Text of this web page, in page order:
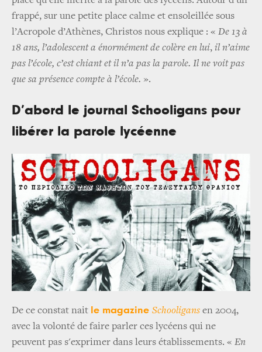
frappé, sur une petite place calme et ensoleillée sous
l’Acropole d’Athènes, Christos nous explique : « De 13 à
18 ans, l’adolescent a énormément de colère en lui, il n’aime
pas l’école, c’est chiant et il n’a pas la parole. Il ne voit pas
que sa présence compte à l’école. ».
D’abord le journal Schooligans pour
libérer la parole lycéenne
De ce constat nait le magazine Schooligans en 2004,
avec la volonté de faire parler ces lycéens qui ne
peuvent pas s'exprimer dans leurs établissements. « En